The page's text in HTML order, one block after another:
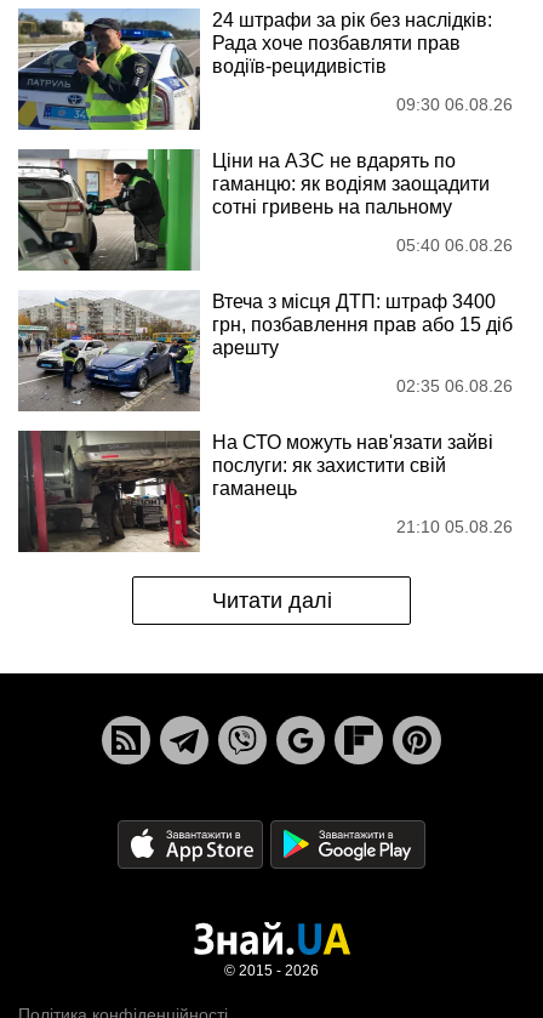
24 штрафи за рік без наслідків:
Рада хоче позбавляти прав
водіїв-рецидивістів
09:30 06.08.26
Ціни на АЗС не вдарять по
гаманцю: як водіям заощадити
сотні гривень на пальному
05:40 06.08.26
Втеча з місця ДТП: штраф 3400
грн, позбавлення прав або 15 діб
арешту
02:35 06.08.26
На СТО можуть нав'язати зайві
послуги: як захистити свій
гаманець
21:10 05.08.26
Читати далі
Політика конфіденційності
© 2015 - 2026